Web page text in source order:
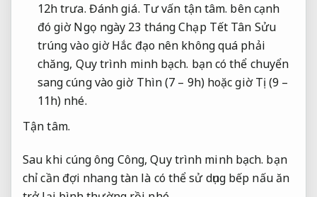
12h trưa. Đánh giá. Tư vấn tận tâm. bên cạnh
đó giờ Ngọ ngày 23 tháng Chạp Tết Tân Sửu
trúng vào giờ Hắc đạo nên không quá phải
chăng, Quy trình minh bạch. bạn có thể chuyển
sang cúng vào giờ Thìn (7 – 9h) hoặc giờ Tị (9 –
11h) nhé.
Tận tâm.
Sau khi cúng ông Công,Quy trình minh bạch. bạn
chỉ cần đợi nhang tàn là có thể sử dụng bếp nấu ăn